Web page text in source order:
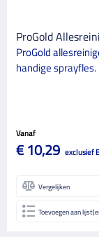
ProGold
ProGold
handige
Vanaf
€ 10,29 exclusief
Vergelijken
Toevoegen aan